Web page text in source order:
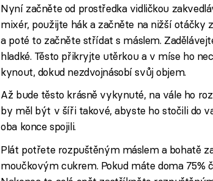
Nyní začněte od prostředka vidličkou
mixér, použijte hák a začněte na nižší otáčky
a poté to začněte střídat s máslem.
hladké. Těsto přikryjte utěrkou a v míse ho
kynout, dokud nezdvojnásobí svůj objem.
Až bude těsto krásně vykynuté, na vále ho
by měl být v šíři takové, abyste ho stočili do
oba konce spojili.
Plát potřete rozpuštěným máslem a bohatě
moučkovým cukrem. Pokud máte doma 75%